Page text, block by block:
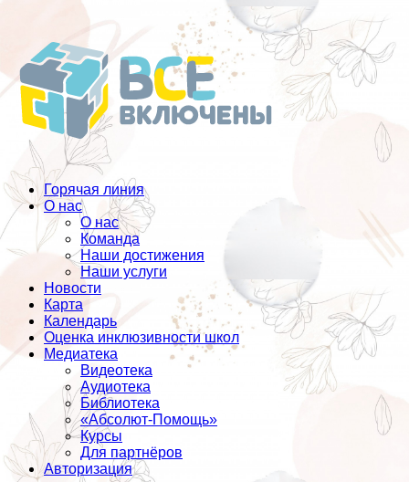
Горячая линия
О нас
О нас
Команда
Наши достижения
Наши услуги
Новости
Карта
Календарь
Оценка инклюзивности школ
Медиатека
Видеотека
Аудиотека
Библиотека
«Абсолют-Помощь»
Курсы
Для партнёров
Авторизация